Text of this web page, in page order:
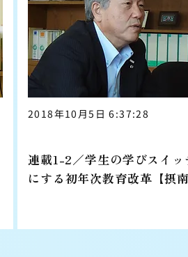
2018年10月5日 6:37:28
連載1-2／学生の学びスイッ
にする初年次教育改革【摂南